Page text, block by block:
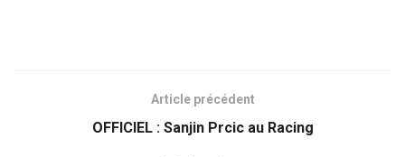
Article précédent
OFFICIEL : Sanjin Prcic au Racing